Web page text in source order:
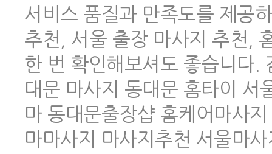
서비스 품질과 만족도를 제공
추천, 서울 출장 마사지 추천,
한 번 확인해보셔도 좋습니다
대문 마사지 동대문 홈타이 서
마 동대문출장샵 홈케어마사
마마사지 마사지추천 서울마